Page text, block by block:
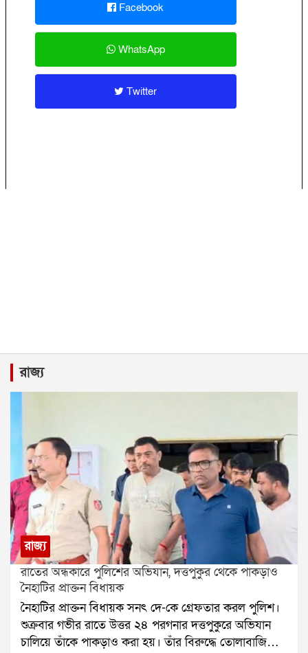
Facebook
WhatsApp
Twitter
রাজ্য
রাজ্য
রাতের অন্ধকারে পুলিশের অভিযান, দত্তপুকুর থেকে পাকড়াও
নৈহাটির প্রাক্তন বিধায়ক
নৈহাটির প্রাক্তন বিধায়ক সনৎ দে-কে গ্রেফতার করল পুলিশ।
শুক্রবার গভীর রাতে উত্তর ২৪ পরগনার দত্তপুকুরে অভিযান
চালিয়ে তাঁকে পাকড়াও করা হয়। তাঁর বিরুদ্ধে তোলাবাজি